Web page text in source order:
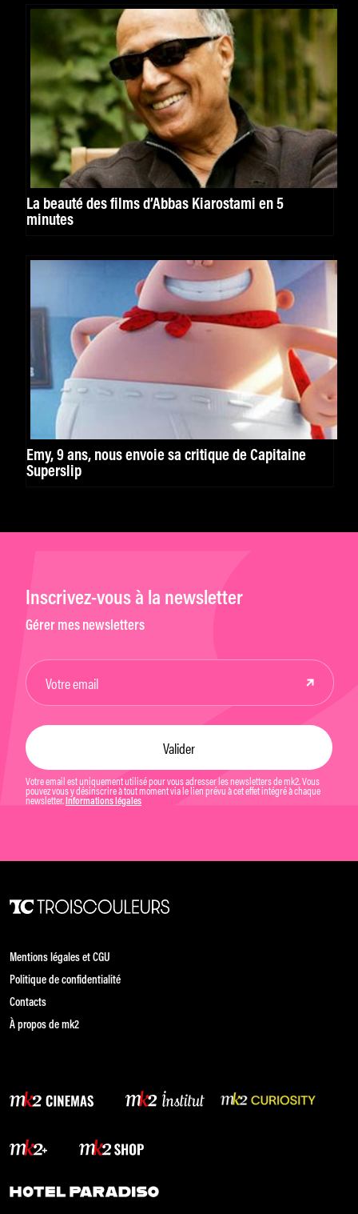
La beauté des films d’Abbas Kiarostami en 5
minutes
Emy, 9 ans, nous envoie sa critique de Capitaine
Superslip
Inscrivez-vous à la newsletter
Gérer mes newsletters
Votre email est uniquement utilisé pour vous adresser les newsletters de mk2. Vous
pouvez vous y désinscrire à tout moment via le lien prévu à cet effet intégré à chaque
newsletter. Informations légales
Mentions légales et CGU
Politique de confidentialité
Contacts
À propos de mk2